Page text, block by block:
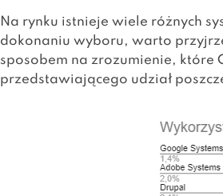
Na rynku istnieje wiele różnych
dokonaniu wyboru, warto
sposobem na zrozumienie, które
przedstawiającego udział